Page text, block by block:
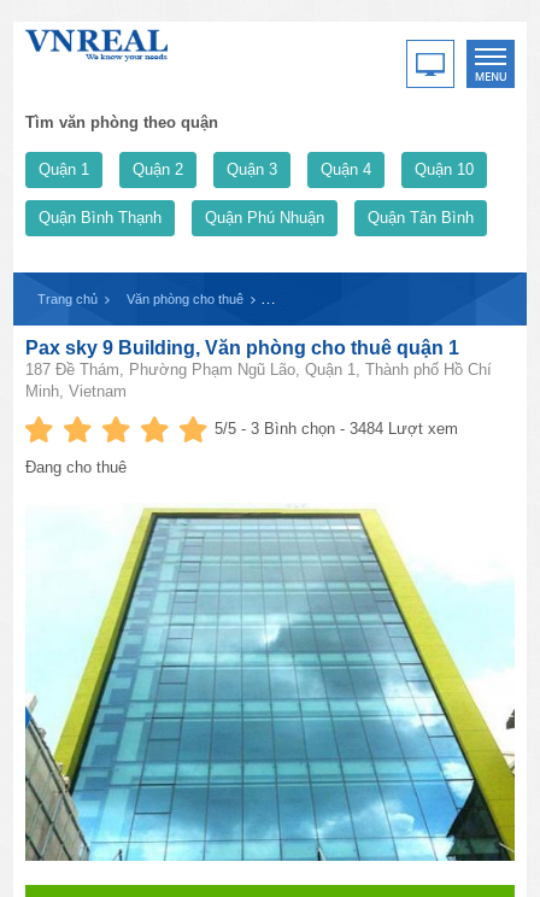
Tìm văn phòng theo quận
Quận 1 Quận 2 Quận 3 Quận 4 Quận 10
Quận Bình Thạnh Quận Phú Nhuận Quận Tân Bình
Trang chủ Văn phòng cho thuê
Pax sky 9 Building, Văn phòng cho thuê quận 1
187 Đề Thám, Phường Phạm Ngũ Lão, Quận 1, Thành phố Hồ Chí
Minh, Vietnam
5/5 -3 Bình chọn - 3484 Lượt xem
Đang cho thuê